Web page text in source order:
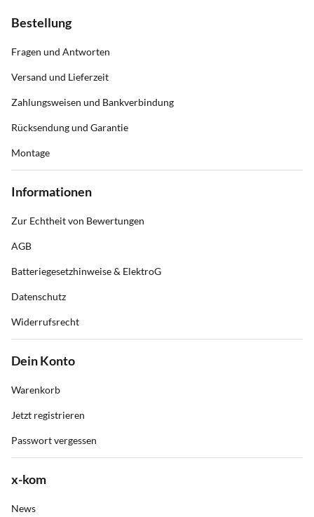
Bestellung
Fragen und Antworten
Versand und Lieferzeit
Zahlungsweisen und Bankverbindung
Rücksendung und Garantie
Montage
Informationen
Zur Echtheit von Bewertungen
AGB
Batteriegesetzhinweise & ElektroG
Datenschutz
Widerrufsrecht
Dein Konto
Warenkorb
Jetzt registrieren
Passwort vergessen
x-kom
News